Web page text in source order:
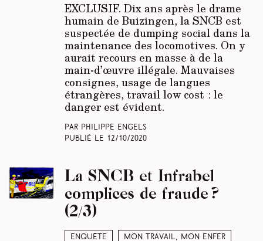
EXCLUSIF. Dix ans après le drame
humain de Buizingen, la SNCB est
suspectée de dumping social dans la
maintenance des locomotives. On y
aurait recours en masse à de la
main-d’œuvre illégale. Mauvaises
consignes, usage de langues
étrangères, travail low cost : le
danger est évident.
Par Philippe Engels
Publié le 12/10/2020
Enquête Mon travail, mon enfer
La SNCB et Infrabel
complices de fraude ?
(2/3)